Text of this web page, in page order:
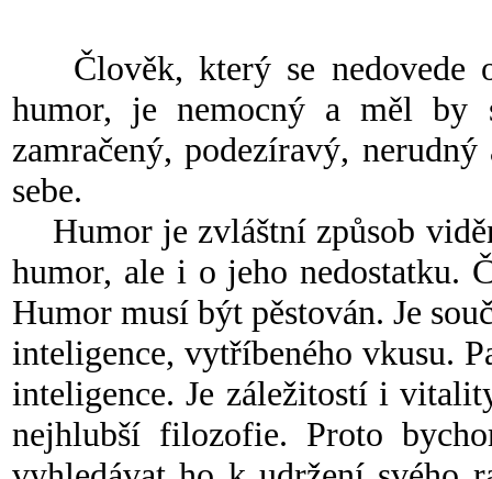
Člověk, který se nedovede
humor, je nemocný a měl by
zamračený, podezíravý,
sebe.
Humor je zvláštní způsob
humor, ale i o jeho nedostatku.
Humor musí být pěstován. Je
inteligence, vytříbeného vkusu.
inteligence. Je záležitostí i
nejhlubší filozofie. Proto